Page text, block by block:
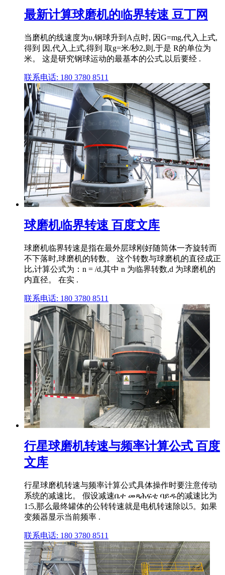
最新计算球磨机的临界转速 豆丁网
当磨机的线速度为υ,钢球升到A点时, 因G=mg,代入上式,
得到 因,代入上式,得到 取g=米/秒2,则,于是 R的单位为
米。 这是研究钢球运动的最基本的公式,以后要经 .
联系电话: 180 3780 8511
球磨机临界转速 百度文库
球磨机临界转速是指在最外层球刚好随筒体一齐旋转而
不下落时,球磨机的转数。 这个转数与球磨机的直径成正
比,计算公式为：n = /d,其中 n 为临界转数,d 为球磨机的
内直径。 在实 .
联系电话: 180 3780 8511
行星球磨机转速与频率计算公式 百度
文库
行星球磨机转速与频率计算公式具体操作时要注意传动
系统的减速比。 假设减速ቤተ መጻሕፍቲ ባይዱ的减速比为
1:5,那么最终罐体的公转转速就是电机转速除以5。如果
变频器显示当前频率 .
联系电话: 180 3780 8511